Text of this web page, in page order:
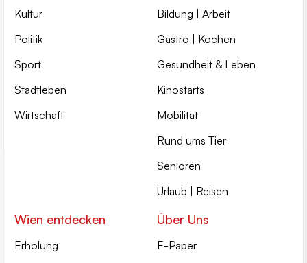
Kultur
Politik
Sport
Stadtleben
Wirtschaft
Bildung | Arbeit
Gastro | Kochen
Gesundheit & Leben
Kinostarts
Mobilität
Rund ums Tier
Senioren
Urlaub | Reisen
Wien entdecken
Erholung
Über Uns
E-Paper